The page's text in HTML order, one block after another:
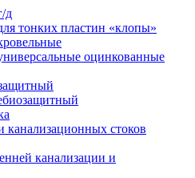
д
тонких пластин «клопы»
оцинкованные
канализационных стоков
канализации и